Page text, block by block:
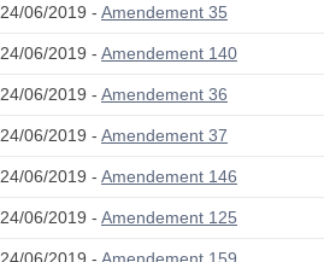
24/06/2019 - Amendement 35
24/06/2019 - Amendement 140
24/06/2019 - Amendement 36
24/06/2019 - Amendement 37
24/06/2019 - Amendement 146
24/06/2019 - Amendement 125